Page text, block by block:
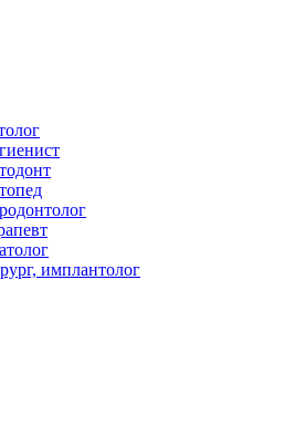
имплантолог